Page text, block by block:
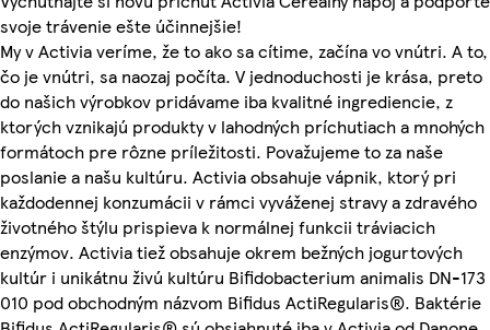
svoje trávenie ešte účinnejšie!
My v Activia veríme, že to ako sa cítime, začína vo vnútri. A to,
čo je vnútri, sa naozaj počíta. V jednoduchosti je krása, preto
do našich výrobkov pridávame iba kvalitné ingrediencie, z
ktorých vznikajú produkty v lahodných príchutiach a mnohých
formátoch pre rôzne príležitosti. Považujeme to za naše
poslanie a našu kultúru. Activia obsahuje vápnik, ktorý pri
každodennej konzumácii v rámci vyváženej stravy a zdravého
životného štýlu prispieva k normálnej funkcii tráviacich
enzýmov. Activia tiež obsahuje okrem bežných jogurtových
kultúr i unikátnu živú kultúru Bifidobacterium animalis DN-173
010 pod obchodným názvom Bifidus ActiRegularis®. Baktérie